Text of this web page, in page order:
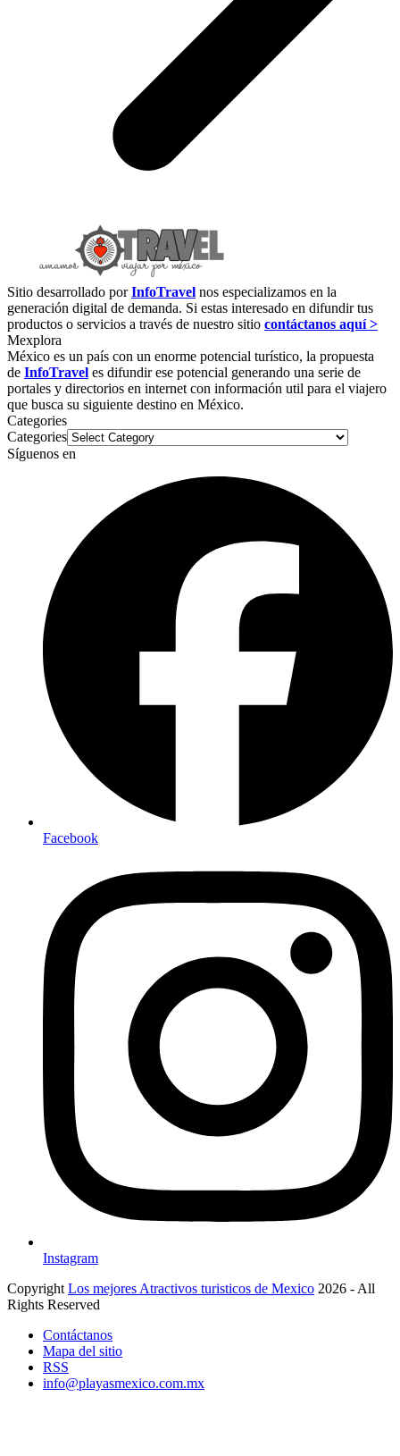
Sitio desarrollado porInfoTravel nos especializamos en la
generación digital de demanda. Si estas interesado en difundir tus
productos o servicios a través de nuestro sitio contáctanos aquí >
Mexplora
México es un país con un enorme potencial turístico, la propuesta
de InfoTravel es difundir ese potencial generando una serie de
portales y directorios en internet con información util para el viajero
que busca su siguiente destino en México.
Categories
Categories
Síguenos en
Facebook
Instagram
Copyright Los mejores Atractivos turisticos de Mexico 2026 - All
Rights Reserved
Contáctanos
Mapa del sitio
RSS
info@playasmexico.com.mx